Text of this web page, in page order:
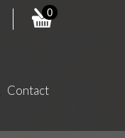
0
Contact